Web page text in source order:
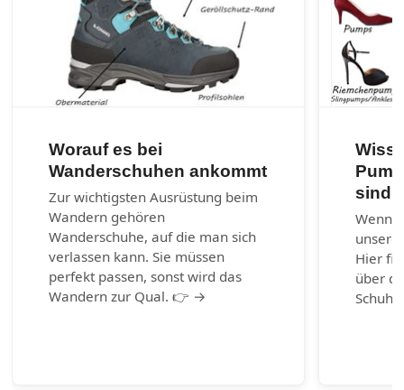
Worauf es bei
Wanderschuhen ankommt
Zur wichtigsten Ausrüstung beim
Wandern gehören
Wanderschuhe, auf die man sich
verlassen kann. Sie müssen
perfekt passen, sonst wird das
Wandern zur Qual. 👉 →
sind?
Wenn
Hier
über